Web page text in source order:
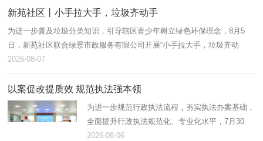
新苑社区丨小手拉大手，垃圾齐动手
为进一步普及垃圾分类知识，引导辖区青少年树立绿色环保理念，8月5
日，新苑社区联合绿景市政服务有限公司开展“小手拉大手，垃圾齐动
手”垃圾分类主题宣讲活动，辖区60余名青少年及家长积极参与。
2026-08-07
以案促改提质效 规范执法强本领
为进一步规范行政执法流程，夯实执法办案基础，
全面提升行政执法规范化、专业化水平，7月30
日，第一师阿拉尔市应急管理局组织开展2026年
2026-08-06